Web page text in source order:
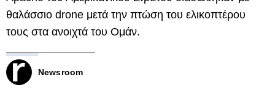
θαλάσσιο drone μετά την πτώση του ελικοπτέρου
τους στα ανοιχτά του Ομάν.
Newsroom